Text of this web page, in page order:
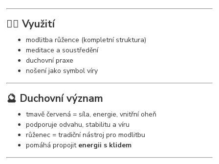
🧘‍♀️ Využití
modlitba růžence (kompletní struktura)
meditace a soustředění
duchovní praxe
nošení jako symbol víry
🔮 Duchovní význam
tmavě červená = síla, energie, vnitřní oheň
podporuje odvahu, stabilitu a víru
růženec = tradiční nástroj pro modlitbu
pomáhá propojit energii s klidem